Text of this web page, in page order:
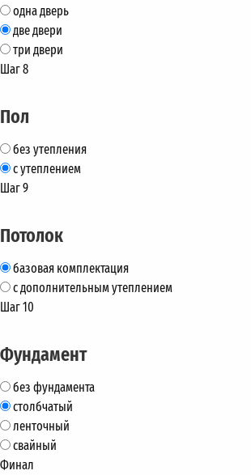
одна дверь
две двери
три двери
Шаг 8
Пол
без утепления
с утеплением
Шаг 9
Потолок
базовая комплектация
с дополнительным утеплением
Шаг 10
Фундамент
без фундамента
столбчатый
ленточный
свайный
Финал